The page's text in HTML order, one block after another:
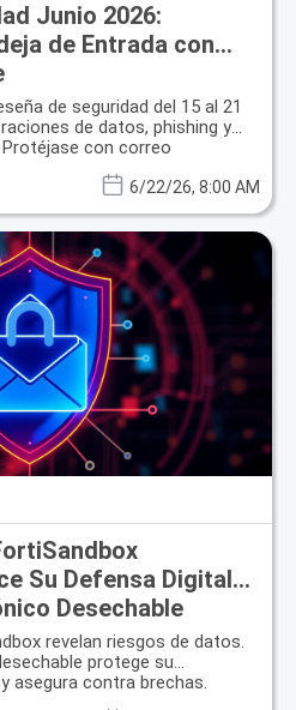
Junio 2026:
de Entrada con
de seguridad del 15 al 21
de datos, phishing y
con correo
6/22/26, 8:00 AM
Su Defensa Digital
Desechable
revelan riesgos de datos.
protege su
asegura contra brechas.